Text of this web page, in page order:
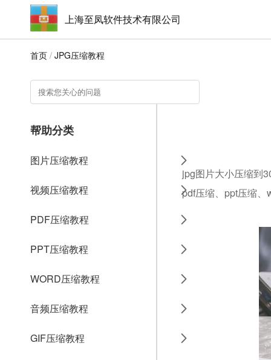
上海至凤软件技术有限公司
首页 / JPG压缩教程
帮助分类
图片压缩教程
视频压缩教程
PDF压缩教程
PPT压缩教程
WORD压缩教程
音频压缩教程
GIF压缩教程
jpg图片大小压缩到
pdf压缩、ppt压缩